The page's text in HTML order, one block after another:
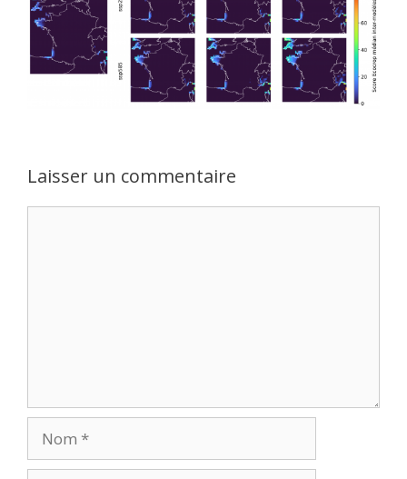
Laisser un commentaire